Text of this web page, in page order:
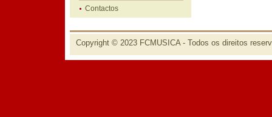
Contactos
Copyright © 2023 FCMUSICA - Todos os direitos